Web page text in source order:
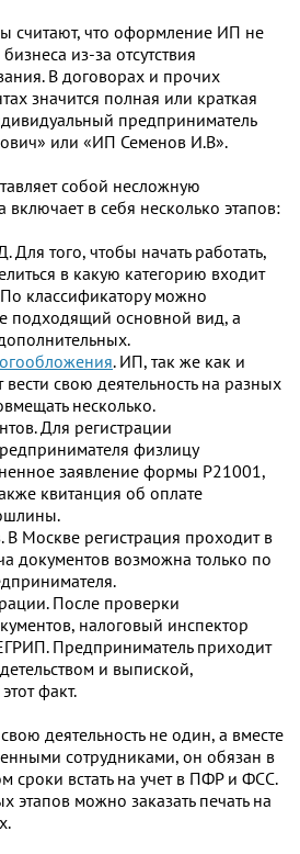
считают, что оформление ИП не
из-за отсутствия
В договорах и прочих
значится полная или краткая
предприниматель
или «ИП Семенов И.В».
собой несложную
в себя несколько этапов:
того, чтобы начать работать,
в какую категорию входит
классификатору можно
подходящий основной вид, а
. ИП, так же как и
свою деятельность на разных
несколько.
Для регистрации
физлицу
заявление формы Р21001,
квитанция об оплате
В Москве регистрация проходит в
возможна только по
После проверки
налоговый инспектор
Предприниматель приходит
и выпиской,
факт.
деятельность не один, а вместе
сотрудниками, он обязан в
сроки встать на учет в ПФР и ФСС.
этапов можно заказать печать на